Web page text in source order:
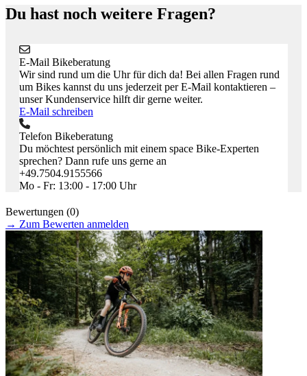
Du hast noch weitere Fragen?
E-Mail Bikeberatung
Wir sind rund um die Uhr für dich da! Bei allen Fragen rund
um Bikes kannst du uns jederzeit per E-Mail kontaktieren –
unser Kundenservice hilft dir gerne weiter.
E-Mail schreiben
Telefon Bikeberatung
Du möchtest persönlich mit einem space Bike-Experten
sprechen? Dann rufe uns gerne an
+49.7504.9155566
Mo - Fr: 13:00 - 17:00 Uhr
Bewertungen (0)
→ Zum Bewerten anmelden